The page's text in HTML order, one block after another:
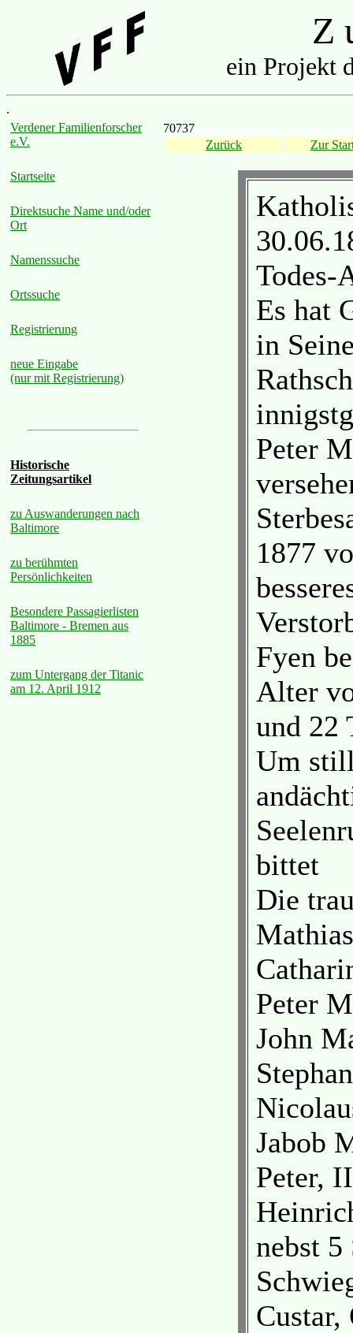
Z
ein Projekt
.
Verdener Familienforscher
e.V.
Startseite
Direktsuche Name und/oder
Ort
Namenssuche
Ortssuche
Registrierung
neue Eingabe
(nur mit Registrierung)
Historische
Zeitungsartikel
zu Auswanderungen nach
Baltimore
zu berühmten
Persönlichkeiten
Besondere Passagierlisten
Baltimore - Bremen aus
1885
zum Untergang der Titanic
am 12. April 1912
70737
Zurück
Zur
Todes-
Es hat
in
Peter
1877
Fyen
Alter
und 22
Um
bittet
Die
Peter
John
Jabob
Peter,
nebst
Custar,